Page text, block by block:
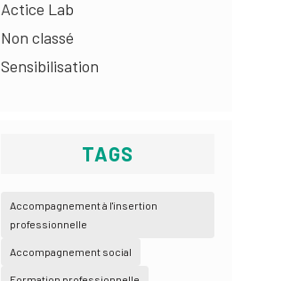
Actice Lab
Non classé
Sensibilisation
TAGS
Accompagnement à l'insertion
professionnelle
Accompagnement social